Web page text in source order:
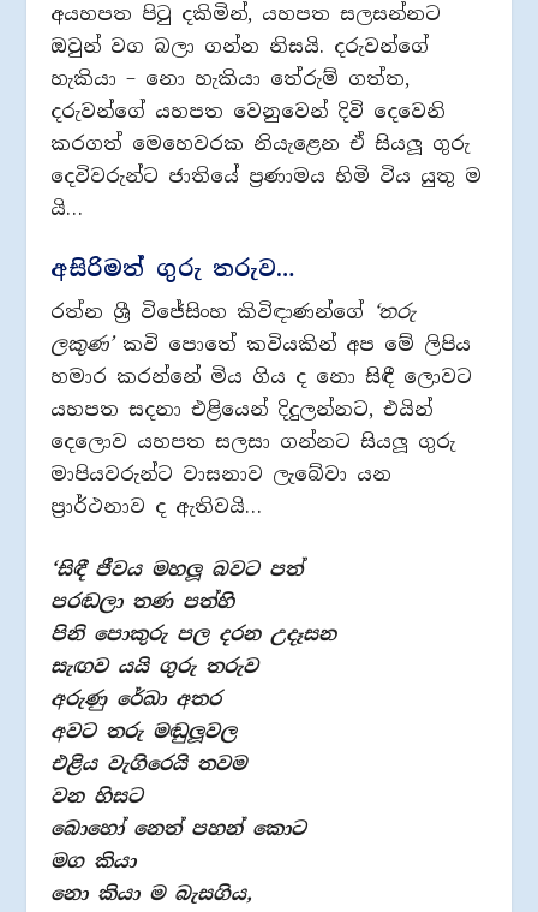
අයහපත පිටු දකිමින්, යහපත සලසන්නට
ඔවුන් වග බලා ගන්න නිසයි. දරුවන්ගේ
හැකියා – නො හැකියා තේරුම් ගත්ත,
දරුවන්ගේ යහපත වෙනුවෙන් දිවි දෙවෙනි
කරගත් මෙහෙවරක නියැළෙන ඒ සියලූ ගුරු
දෙවිවරුන්ට ජාතියේ ප‍්‍රණාමය හිමි විය යුතු ම
යි…
අසිරිමත් ගුරු තරුව…
රත්න ශ්‍රී විජේසිංහ කිවිඳාණන්ගේ ‘තරු
ලකුණ’කවි පොතේ කවියකින් අප මේ ලිපිය
හමාර කරන්නේ මිය ගිය ද නො සිඳී ලොවට
යහපත සදනා එළියෙන් දිදුලන්නට, එයින්
දෙලොව යහපත සලසා ගන්නට සියලූ ගුරු
මාපියවරුන්ට වාසනාව ලැබේවා යන
ප‍්‍රාර්ථනාව ද ඇතිවයි…
‘සිඳී ජීවය මහලූ බවට පත්
පරඬලා තණ පත්හි
පිනි පොකුරු පල දරන උදෑසන
සැඟව යයි ගුරු තරුව
අරුණු රේඛා අතර
අවට තරු මඬුලූවල
එළිය වැගිරෙයි තවම
වන හිසට
බොහෝ නෙත් පහන් කොට
මග කියා
නො කියා ම බැසගිය,